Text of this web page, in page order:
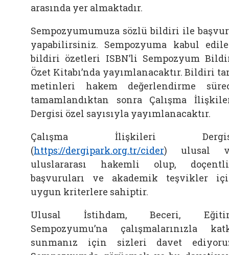
arasında yer almaktadır.
Sempozyumumuza sözlü bildiri ile
yapabilirsiniz. Sempozyuma kabul
bildiri özetleri ISBN’li Sempozyum
Özet Kitabı’nda yayımlanacaktır. Bildiri
metinleri hakem değerlendirme
tamamlandıktan sonra Çalışma
Dergisi özel sayısıyla yayımlanacaktır.
Çalışma İlişkileri
(https://dergipark.org.tr/cider) ulusal
uluslararası hakemli olup,
başvuruları ve akademik teşvikler
uygun kriterlere sahiptir.
Ulusal İstihdam, Beceri,
Sempozyumu’na çalışmalarınızla
sunmanız için sizleri davet